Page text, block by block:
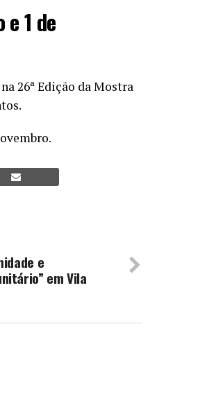
e 1 de
26ª Edição da Mostra
e
em Vila